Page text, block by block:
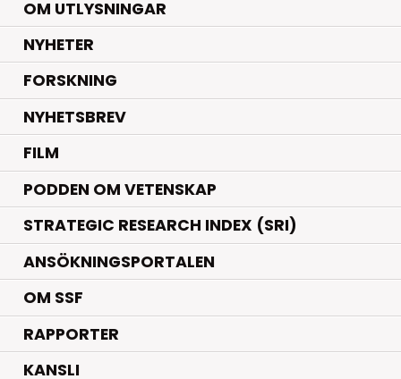
OM UTLYSNINGAR
NYHETER.
FORSKNING.
NYHETSBREV
FILM
PODDEN OM VETENSKAP
STRATEGIC RESEARCH INDEX (SRI)
ANSÖKNINGSPORTALEN
OM SSF
RAPPORTER
KANSLI